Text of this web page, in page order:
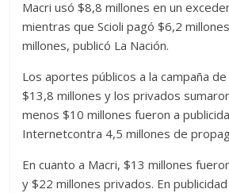
Macri usó $8,8 millones en un
mientras que Scioli pagó $6,2
millones, publicó La Nación.
Los aportes públicos a la campaña
$13,8 millones y los privados
menos $10 millones fueron a
Internetcontra 4,5 millones de
En cuanto a Macri, $13 millones
y $22 millones privados. En